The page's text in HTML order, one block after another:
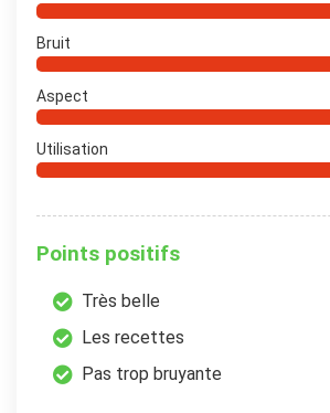
Bruit
Aspect
Utilisation
Points positifs
Très belle
Les recettes
Pas trop bruyante